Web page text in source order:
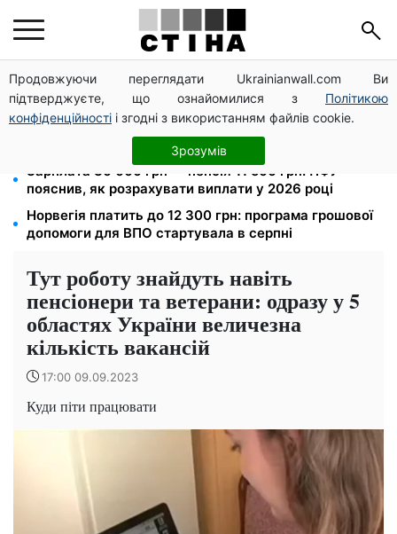
Продовжуючи переглядати Ukrainianwall.com Ви
підтверджуєте, що ознайомилися з Політикою
конфіденційності і згодні з використанням файлів cookie.
Зрозумів
Пенсійна реформа у вересні: добровільні
накопичення й перегляд спецпенсій суддів
Тариф від 190 грн на місяць: Київстар і lifecell дають
знижки пенсіонерам, Vodafone — без пільг
Зарплата 30 000 грн — пенсія 11 500 грн: ПФУ
пояснив, як розрахувати виплати у 2026 році
Норвегія платить до 12 300 грн: програма грошової
допомоги для ВПО стартувала в серпні
Тут роботу знайдуть навіть
пенсіонери та ветерани: одразу у 5
областях України величезна
кількість вакансій
17:00 09.09.2023
Куди піти працювати